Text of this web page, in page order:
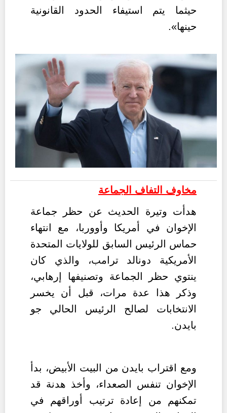
حيثما يتم استيفاء الحدود القانونية
حينها».
مخاوف التفاف الجماعة
هدأت وتيرة الحديث عن حظر جماعة
الإخوان في أمريكا وأووربا، مع انتهاء
حماس الرئيس السابق للولايات المتحدة
الأمريكية دونالد ترامب، والذي كان
ينتوي حظر الجماعة وتصنيفها إرهابي،
وذكر هذا عدة مرات، قبل أن يخسر
الانتخابات لصالح الرئيس الحالي جو
بايدن.
ومع اقتراب بايدن من البيت الأبيض، بدأ
الإخوان تنفس الصعداء، وأخذ هدنة قد
تمكنهم من إعادة ترتيب أوراقهم في